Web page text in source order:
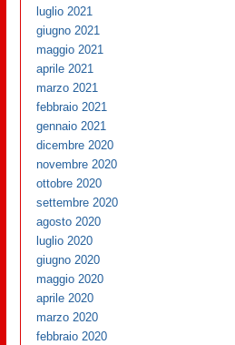
luglio 2021
giugno 2021
maggio 2021
aprile 2021
marzo 2021
febbraio 2021
gennaio 2021
dicembre 2020
novembre 2020
ottobre 2020
settembre 2020
agosto 2020
luglio 2020
giugno 2020
maggio 2020
aprile 2020
marzo 2020
febbraio 2020